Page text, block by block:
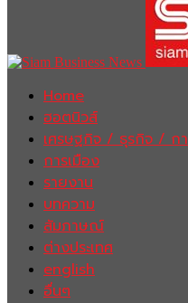
Home
ฮอตนิวส์
เศรษฐกิจ / ธุรกิจ / ก
การเมือง
รายงาน
บทความ
สัมภาษณ์
ต่างประเทศ
english
อื่นๆ